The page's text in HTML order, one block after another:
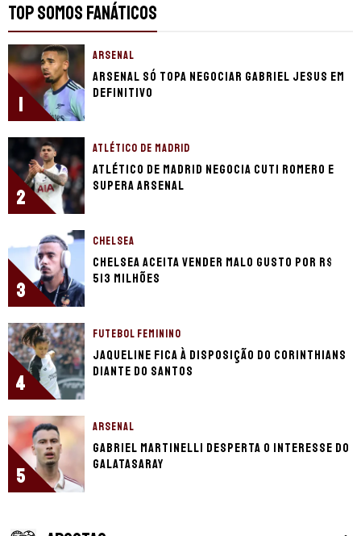
TOP SOMOS FANÁTICOS
1
ARSENAL
Arsenal só topa negociar Gabriel Jesus em
definitivo
2
ATLÉTICO DE MADRID
Atlético de Madrid negocia Cuti Romero e
supera Arsenal
3
CHELSEA
Chelsea aceita vender Malo Gusto por R$
513 milhões
4
FUTEBOL FEMININO
Jaqueline fica à disposição do Corinthians
diante do Santos
5
ARSENAL
Gabriel Martinelli desperta o interesse do
Galatasaray